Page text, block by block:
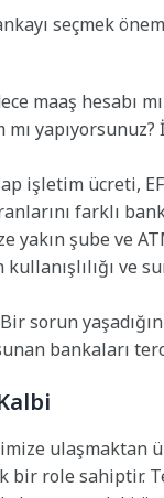
seçmek
maaş hesabı
mı
işletim ücreti,
farklı
yakın şube ve
kullanışlılığı
Bir sorun
bankaları
ulaşmaktan
bir role